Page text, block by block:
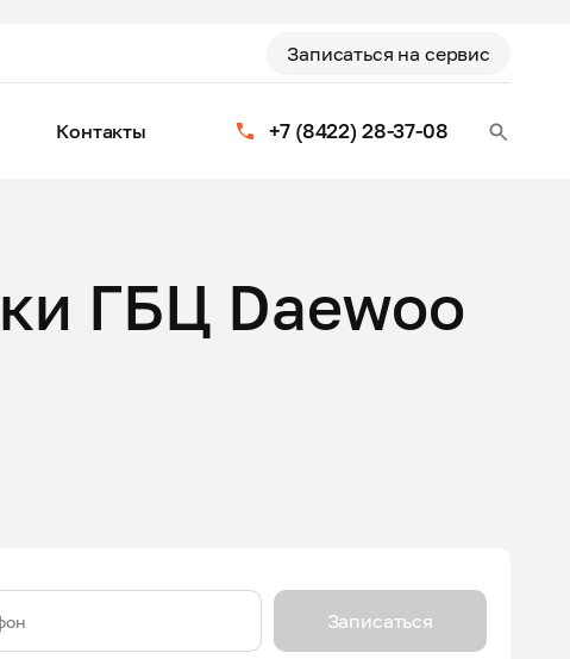
Записаться на сервис
+7 (8422) 28-37-08
Контакты
ГБЦ Daewoo
Записаться